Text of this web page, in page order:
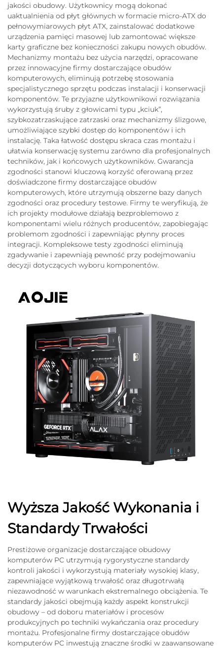
jakości obudowy. Użytkownicy mogą dokonać
uaktualnienia od płyt głównych w formacie micro-ATX do
pełnowymiarowych płyt ATX, zainstalować dodatkowe
urządzenia pamięci masowej lub zamontować większe
karty graficzne bez konieczności zakupu nowych obudów.
Mechanizmy montażu bez użycia narzędzi, opracowane
przez innowacyjne firmy dostarczające obudów
komputerowych, eliminują potrzebę stosowania
specjalistycznego sprzętu podczas instalacji i konserwacji
komponentów. Te przyjazne użytkownikowi rozwiązania
wykorzystują śruby z głowicami typu „kciuk”,
szybkozatrzaskujące zatrzaski oraz mechanizmy ślizgowe,
umożliwiające szybki dostęp do komponentów i ich
instalację. Taka łatwość dostępu skraca czas montażu i
ułatwia konserwację systemu zarówno dla profesjonalnych
techników, jak i końcowych użytkowników. Gwarancja
zgodności stanowi kluczową korzyść oferowaną przez
doświadczone firmy dostarczające obudów
komputerowych, które utrzymują obszerne bazy danych
zgodności oraz procedury testowe. Firmy te weryfikują, że
ich projekty modułowe działają bezproblemowo z
komponentami wielu różnych producentów, zapobiegając
problemom zgodności i zapewniając płynny proces
integracji. Kompleksowe testy zgodności eliminują
zgadywanie i zapewniają pewność przy podejmowaniu
decyzji dotyczących wyboru komponentów.
Wyższa Jakość Wykonania i
Standardy Trwałości
Prestiżowe organizacje dostarczające obudowy
komputerów PC utrzymują rygorystyczne standardy
kontroli jakości i wykorzystują materiały wysokiej klasy,
zapewniające wyjątkową trwałość oraz długotrwałą
niezawodność w warunkach ekstremalnego obciążenia. Te
standardy jakości obejmują każdy aspekt konstrukcji
obudowy – od doboru materiałów i procesów
produkcyjnych po techniki wykańczania oraz procedury
montażu. Profesjonalne firmy dostarczające obudów
komputerów PC inwestują znaczne środki w zaawansowane